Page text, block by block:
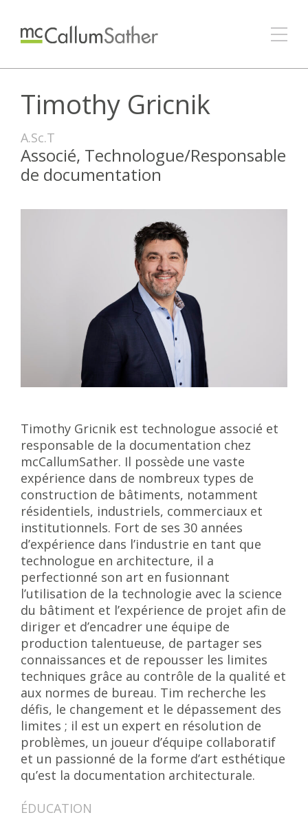
Timothy Gricnik
A.Sc.T
Associé, Technologue/Responsable
de documentation
Timothy Gricnik est technologue associé et
responsable de la documentation chez
mcCallumSather. Il possède une vaste
expérience dans de nombreux types de
construction de bâtiments, notamment
résidentiels, industriels, commerciaux et
institutionnels. Fort de ses 30 années
d’expérience dans l’industrie en tant que
technologue en architecture, il a
perfectionné son art en fusionnant
l’utilisation de la technologie avec la science
du bâtiment et l’expérience de projet afin de
diriger et d’encadrer une équipe de
production talentueuse, de partager ses
connaissances et de repousser les limites
techniques grâce au contrôle de la qualité et
aux normes de bureau. Tim recherche les
défis, le changement et le dépassement des
limites ; il est un expert en résolution de
problèmes, un joueur d’équipe collaboratif
et un passionné de la forme d’art esthétique
qu’est la documentation architecturale.
ÉDUCATION